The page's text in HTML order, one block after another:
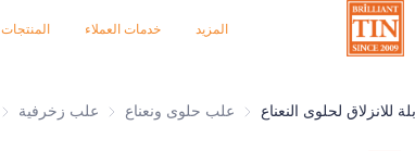
المنتجات خدمات العملاء المزيد
علب زخرفية علب زخرفية
علب حلوى ونعناع علب حلوى ونعناع